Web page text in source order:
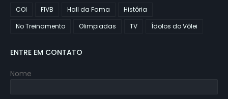
COI
FIVB Hall da Fama
História
No Treinamento
Olimpiadas TV Ídolos do Vôlei
ENTRE EM CONTATO
Nome